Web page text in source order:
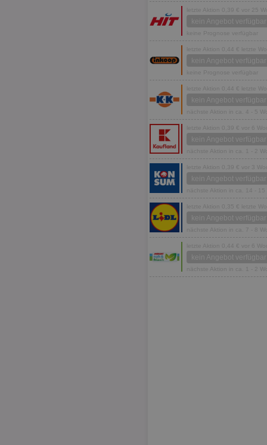
letzte Aktion 0,39 € vor 25
kein Angebot verfügbar
keine Prognose verfügbar
letzte Aktion 0,44 € letzte
kein Angebot verfügbar
keine Prognose verfügbar
letzte Aktion 0,44 € letzte
kein Angebot verfügbar
nächste Aktion in ca. 4 - 5
letzte Aktion 0,39 € vor 6
kein Angebot verfügbar
nächste Aktion in ca. 1 - 2
letzte Aktion 0,39 € vor 3
kein Angebot verfügbar
nächste Aktion in ca. 14 - 15
letzte Aktion 0,35 € letzte
kein Angebot verfügbar
nächste Aktion in ca. 7 - 8
letzte Aktion 0,44 € vor 6
kein Angebot verfügbar
nächste Aktion in ca. 1 - 2